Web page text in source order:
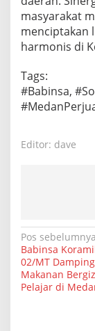
masyarakat
menciptakan
harmonis di
Tags:
#Babinsa,
Editor: dave
N
a
v
Pos sebelumnya
Babinsa
02/MT
Makanan
Pelajar di